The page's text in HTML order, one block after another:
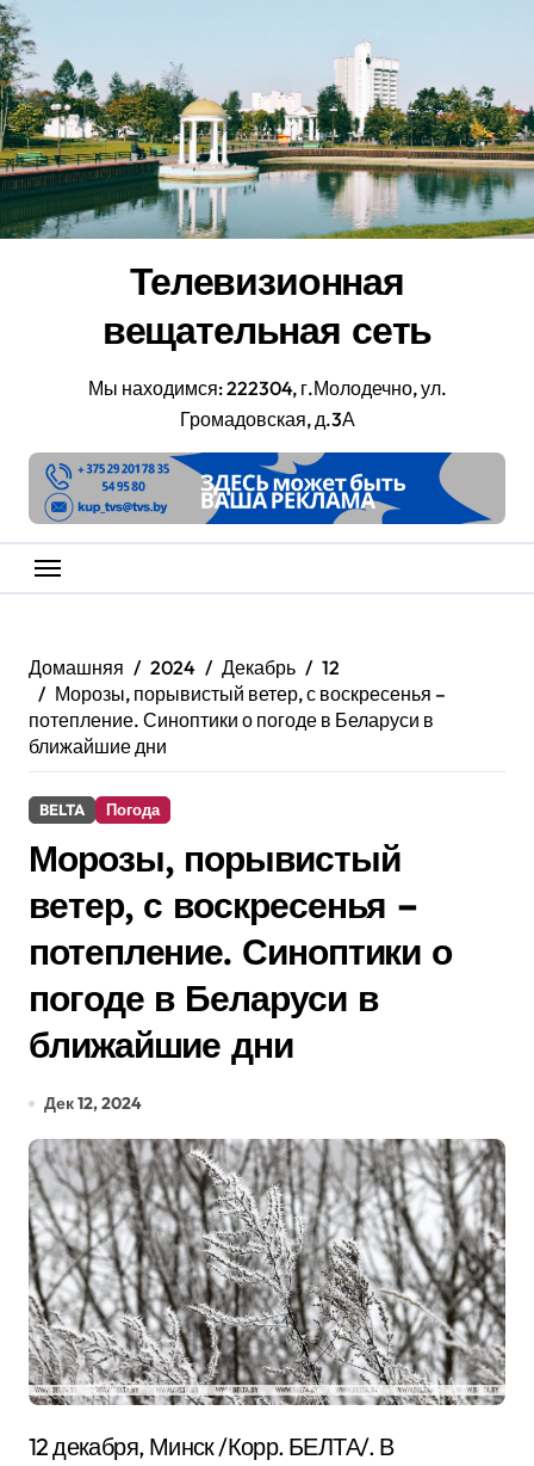
Перейти
к
содержанию
Телевизионная
вещательная сеть
Мы находимся: 222304, г.Молодечно, ул.
Громадовская, д.3А
Домашняя 2024 Декабрь
12
Морозы, порывистый ветер, с воскресенья –
потепление. Синоптики о погоде в Беларуси в
ближайшие дни
BELTA Погода
Морозы, порывистый
ветер, с воскресенья –
потепление. Синоптики о
погоде в Беларуси в
ближайшие дни
Дек 12, 2024
12 декабря, Минск /Корр. БЕЛТА/. В